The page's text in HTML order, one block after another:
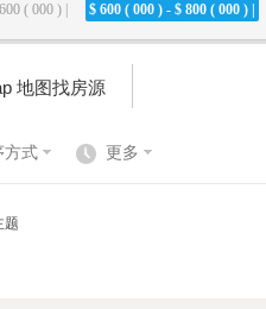
( 000 ) |
$ 600 ( 000 ) - $ 800 ( 000 ) |
地图找房源
方式 更多
题